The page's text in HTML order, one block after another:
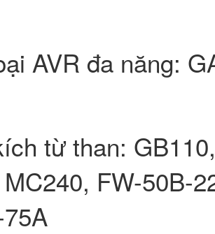
AVR đa năng:
từ than:
FW-50B-